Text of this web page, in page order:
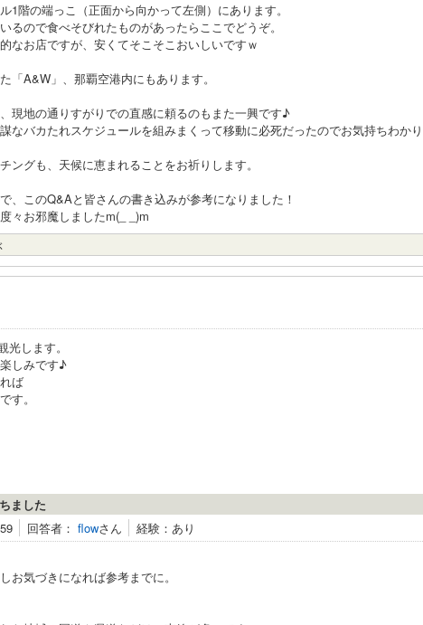
1階の端っこ（正面から向かって左側）にあります。
るので食べそびれたものがあったらここでどうぞ。
なお店ですが、安くてそこそこおいしいですｗ
「A&W」、那覇空港内にもあります。
現地の通りすがりでの直感に頼るのもまた一興です♪
なバカたれスケジュールを組みまくって移動に必死だったのでお気持ちわかり
ングも、天候に恵まれることをお祈りします。
、このQ&Aと皆さんの書き込みが参考になりました！
々お邪魔しましたm(_ _)m
します。
しみです♪
ば
す。
ました
回答者： flowさん
経験：あり
お気づきになれば参考までに。